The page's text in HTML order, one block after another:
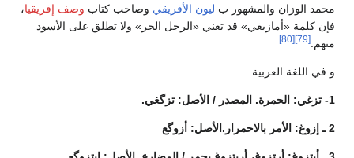
بليون الأفريقيوصاحب كتاب وصف إفريقيا ،
قد تعني «الرجل الحر» ولا تطلق على الأسود